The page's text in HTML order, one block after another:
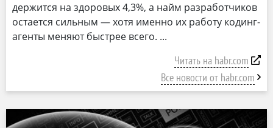
держится на здоровых 4,3%, а найм разработчиков
остается сильным — хотя именно их работу кодинг-
агенты меняют быстрее всего.
Читать на habr.com
Все новости от habr.com